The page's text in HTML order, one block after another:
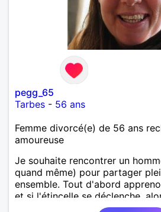
pegg_65
Tarbes - 56 ans
Femme divorcé(e) de 56 ans
amoureuse
Je souhaite rencontrer un
quand même) pour partager
ensemble. Tout d'abord
et si l'étincelle se déclenche,